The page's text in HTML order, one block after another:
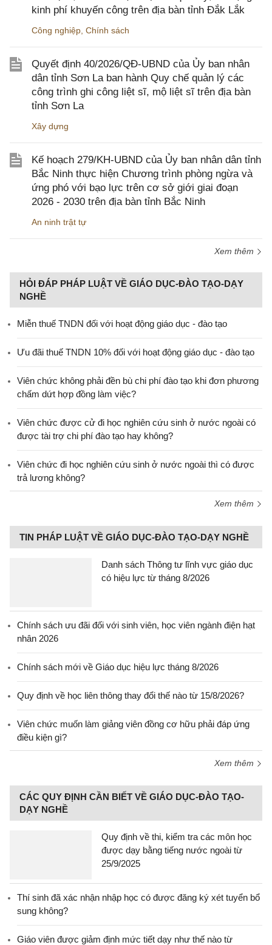
kinh phí khuyến công trên địa bàn tỉnh Đắk Lắk
Công nghiệp Chính sách
Quyết định 40/2026/QĐ-UBND của Ủy ban nhân
dân tỉnh Sơn La ban hành Quy chế quản lý các
công trình ghi công liệt sĩ, mộ liệt sĩ trên địa bàn
tỉnh Sơn La
Xây dựng
Kế hoạch 279/KH-UBND của Ủy ban nhân dân tỉnh
Bắc Ninh thực hiện Chương trình phòng ngừa và
ứng phó với bạo lực trên cơ sở giới giai đoạn
2026 - 2030 trên địa bàn tỉnh Bắc Ninh
An ninh trật tự
Xem thêm
HỎI ĐÁP PHÁP LUẬT VỀ GIÁO DỤC-ĐÀO TẠO-DẠY
NGHỀ
Miễn thuế TNDN đối với hoạt động giáo dục - đào tạo
Ưu đãi thuế TNDN 10% đối với hoạt động giáo dục - đào tạo
Viên chức không phải đền bù chi phí đào tạo khi đơn phương
chấm dứt hợp đồng làm việc?
Viên chức được cử đi học nghiên cứu sinh ở nước ngoài có
được tài trợ chi phí đào tạo hay không?
Viên chức đi học nghiên cứu sinh ở nước ngoài thì có được
trả lương không?
Xem thêm
TIN PHÁP LUẬT VỀ GIÁO DỤC-ĐÀO TẠO-DẠY NGHỀ
Danh sách Thông tư lĩnh vực giáo dục
có hiệu lực từ tháng 8/2026
Chính sách ưu đãi đối với sinh viên, học viên ngành điện hạt
nhân 2026
Chính sách mới về Giáo dục hiệu lực tháng 8/2026
Quy định về học liên thông thay đổi thế nào từ 15/8/2026?
Viên chức muốn làm giảng viên đồng cơ hữu phải đáp ứng
điều kiện gì?
Xem thêm
CÁC QUY ĐỊNH CẦN BIẾT VỀ GIÁO DỤC-ĐÀO TẠO-
DẠY NGHỀ
Quy định về thi, kiểm tra các môn học
được dạy bằng tiếng nước ngoài từ
25/9/2025
Thí sinh đã xác nhận nhập học có được đăng ký xét tuyển bổ
sung không?
Giáo viên được giảm định mức tiết dạy như thế nào từ